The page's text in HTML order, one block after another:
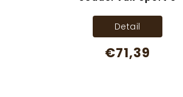
€71,39
Detail